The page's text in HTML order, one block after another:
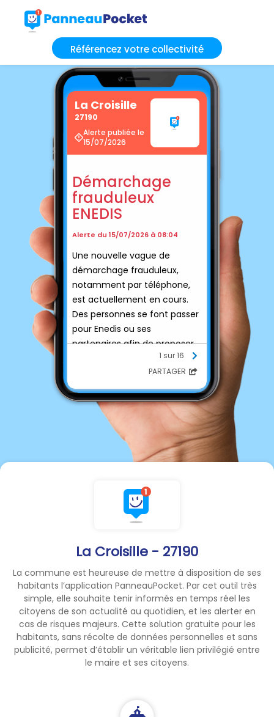
Référencez votre collectivité
La Croisille - 27190
La commune est heureuse de mettre à disposition de ses
habitants l’application PanneauPocket. Par cet outil très
simple, elle souhaite tenir informés en temps réel les
citoyens de son actualité au quotidien, et les alerter en
cas de risques majeurs. Cette solution gratuite pour les
habitants, sans récolte de données personnelles et sans
publicité, permet d’établir un véritable lien privilégié entre
le maire et ses citoyens.
La Croisille
27190
Alerte publiée le
15/07/2026
Démarchage
frauduleux
ENEDIS
Alerte du 15/07/2026 à 08:04
Une nouvelle vague de
démarchage frauduleux,
notamment par téléphone,
est actuellement en cours.
Des personnes se font passer
pour Enedis ou ses
partenaires afin de proposer
commerciales ou d’obtenir
des informations
personnelles.
Enedis condamne
fermement ces agissements,
qui sont graves et
vous invitons à la
grande vigilance et
relèvent exclusivement de
missions de service public,
comme le raccordement, la
gestion du compteur Linky, le
dépannage ou la mise en
service de l’électricité.
ne propose aucun produit ou
1 sur 16
PARTAGER